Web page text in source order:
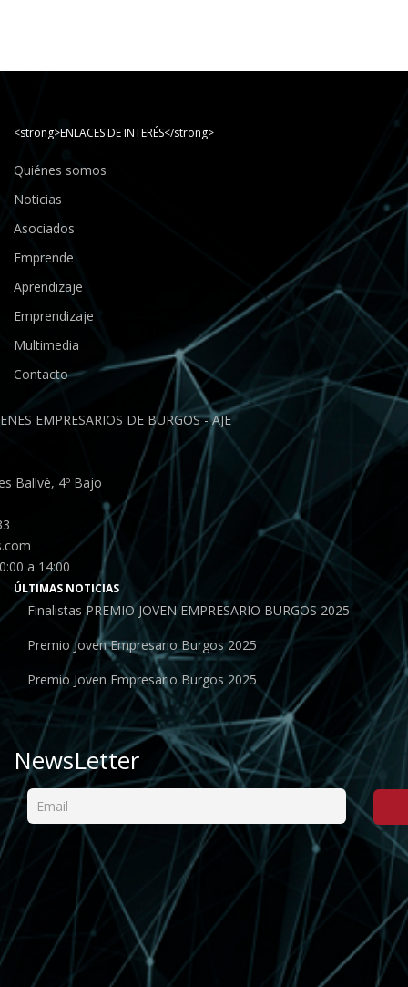
<strong>ENLACES DE INTERÉS</strong>
Quiénes somos
Noticias
Asociados
Emprende
Aprendizaje
Emprendizaje
Multimedia
Contacto
EMPRESARIOS DE BURGOS - AJE
Ballvé, 4º Bajo
a 14:00
ÚLTIMAS NOTICIAS
Finalistas PREMIO JOVEN EMPRESARIO BURGOS 2025
Premio Joven Empresario Burgos 2025
Premio Joven Empresario Burgos 2025
NewsLetter